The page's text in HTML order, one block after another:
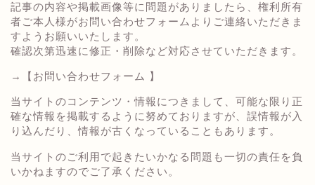
記事の内容や掲載画像等に問題がありましたら、権利所有
者ご本人様がお問い合わせフォームよりご連絡いただきま
すようお願いいたします。
確認次第迅速に修正・削除など対応させていただきます。
→ 【お問い合わせフォーム 】
当サイトのコンテンツ・情報につきまして、可能な限り正
確な情報を掲載するように努めておりますが、誤情報が入
り込んだり、情報が古くなっていることもあります。
当サイトのご利用で起きたいかなる問題も一切の責任を負
いかねますのでご了承ください。